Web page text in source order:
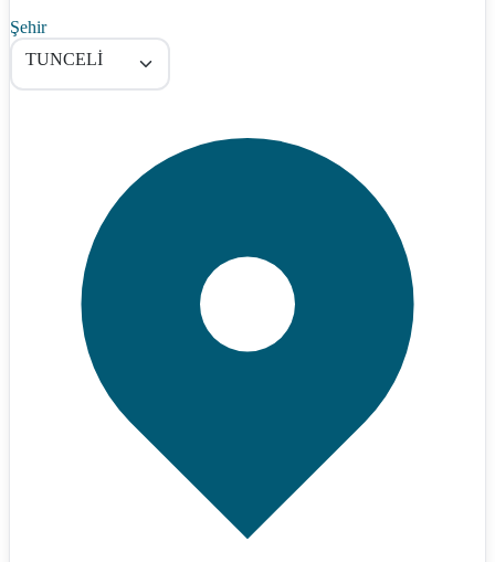
Şehir
TUNCELİ